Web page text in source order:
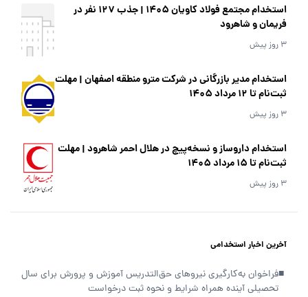
استخدام مجتمع فولاد کاویان 1405 | جذب 127 نفر در
فریمان و شاهرود
3 روز پیش
استخدام مدیر بازرگانی در شرکت مترو منطقه اصفهان | مهلت
ثبت‌نام تا 12 مرداد 1405
3 روز پیش
استخدام داروساز و نسخه‌پیچ در هلال احمر شاهرود | مهلت
ثبت‌نام تا 15 مرداد 1405
3 روز پیش
آخرین اخبار استخدامی
■فراخوان به‌کارگیری نیروهای حق‌التدریس آموزش و پرورش برای سال
تحصیلی آینده همراه شرایط و نحوه ثبت درخواست